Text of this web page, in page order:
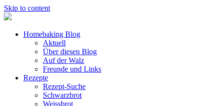
Skip to content
Homebaking Blog
Aktuell
Über diesen Blog
Auf der Walz
Freunde und Links
Rezepte
Rezept-Suche
Schwarzbrot
Weissbrot